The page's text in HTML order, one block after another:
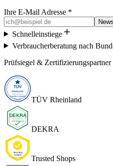
Ihre E-Mail Adresse *
Schnelleinstiege
Verbraucherberatung nach
Prüfsiegel & Zertifizierungspartner
TÜV Rheinland
DEKRA
Trusted Shops